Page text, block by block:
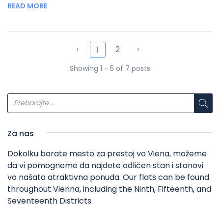
READ MORE
‹ 1 2 ›
Showing 1 - 5 of 7 posts
Za nas
Dokolku barate mesto za prestoj vo Viena, možeme
da vi pomogneme da najdete odličen stan i stanovi
vo našata atraktivna ponuda. Our flats can be found
throughout Vienna, including the Ninth, Fifteenth, and
Seventeenth Districts.